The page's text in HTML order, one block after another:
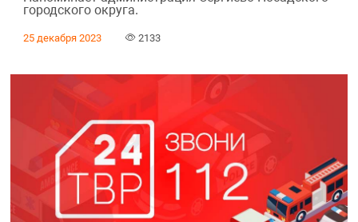
городского округа.
25 декабря 2023 2133